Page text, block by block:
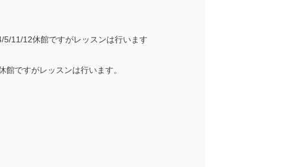
5/11/12休館ですがレッスンは行います
館ですがレッスンは行います。